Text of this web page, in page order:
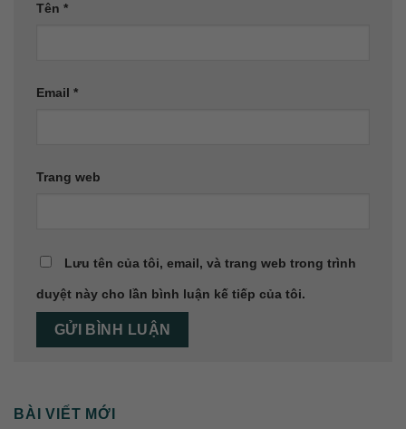
Tên *
Email *
Trang web
Lưu tên của tôi, email, và trang web trong trình
duyệt này cho lần bình luận kế tiếp của tôi.
BÀI VIẾT MỚI